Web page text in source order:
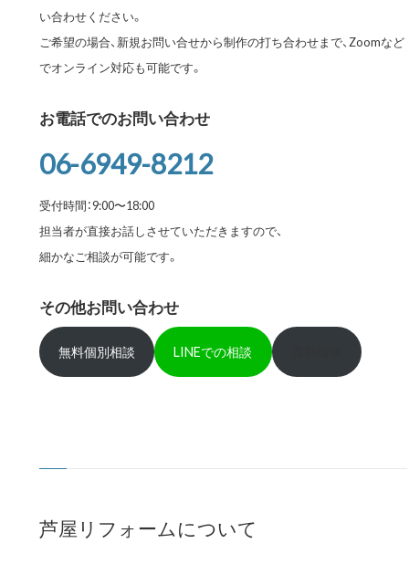
い合わせください。
ご希望の場合、新規お問い合せから制作の打ち合わせまで、Zoomなど
でオンライン対応も可能です。
お電話でのお問い合わせ
06-6949-8212
受付時間：9:00〜18:00
担当者が直接お話しさせていただきますので、
細かなご相談が可能です。
その他お問い合わせ
無料個別相談 LINEでの相談
芦屋リフォームについて